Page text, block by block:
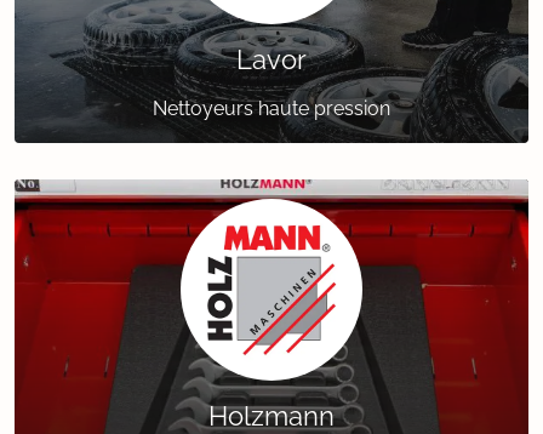
Lavor
Nettoyeurs haute pression
Holzmann